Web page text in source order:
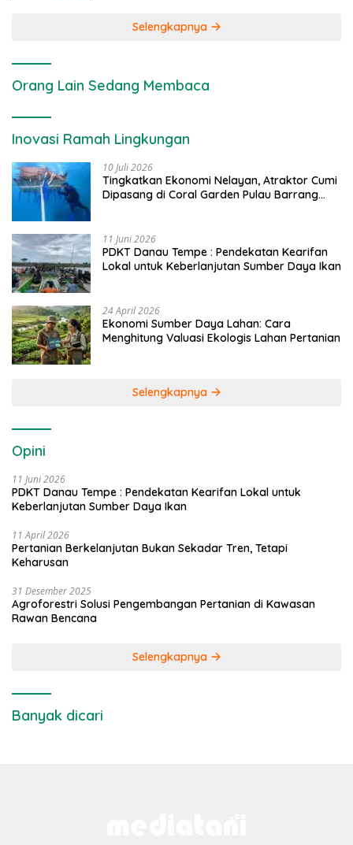
Selengkapnya
Orang Lain Sedang Membaca
Inovasi Ramah Lingkungan
10 Juli 2026
Tingkatkan Ekonomi Nelayan, Atraktor Cumi
Dipasang di Coral Garden Pulau Barrang
11 Juni 2026
PDKT Danau Tempe : Pendekatan Kearifan
Lokal untuk Keberlanjutan Sumber Daya Ikan
24 April 2026
Ekonomi Sumber Daya Lahan: Cara
Menghitung Valuasi Ekologis Lahan Pertanian
Selengkapnya
Opini
11 Juni 2026
PDKT Danau Tempe : Pendekatan Kearifan Lokal untuk
Keberlanjutan Sumber Daya Ikan
11 April 2026
Pertanian Berkelanjutan Bukan Sekadar Tren, Tetapi
Keharusan
31 Desember 2025
Agroforestri Solusi Pengembangan Pertanian di Kawasan
Rawan Bencana
Selengkapnya
Banyak dicari